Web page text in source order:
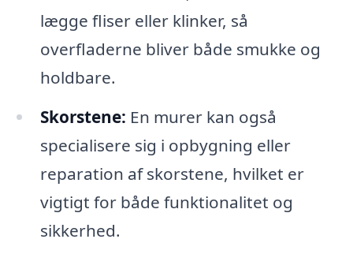
lægge fliser eller klinker, så
overfladerne bliver både smukke og
holdbare.
Skorstene: En murer kan også
specialisere sig i opbygning eller
reparation af skorstene, hvilket er
vigtigt for både funktionalitet og
sikkerhed.